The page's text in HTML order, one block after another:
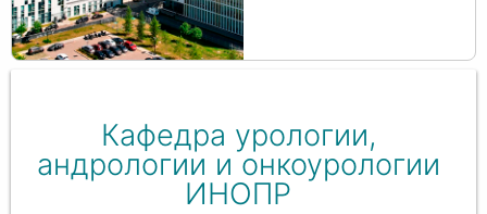
Кафедра урологии,
андрологии и онкоурологии
ИНОПР